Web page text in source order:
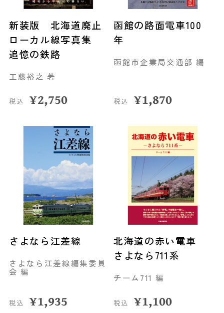
新装版 北海道廃止
ローカル線写真集
追憶の鉄路
工藤裕之 著
税込 ¥2,750
函館の路面電車100
年
函館市企業局交通部 編
税込 ¥1,870
さよなら江差線
さよなら江差線編集委員
会 編
税込 ¥1,935
北海道の赤い電車
さよなら711系
チーム711 編
税込 ¥1,100